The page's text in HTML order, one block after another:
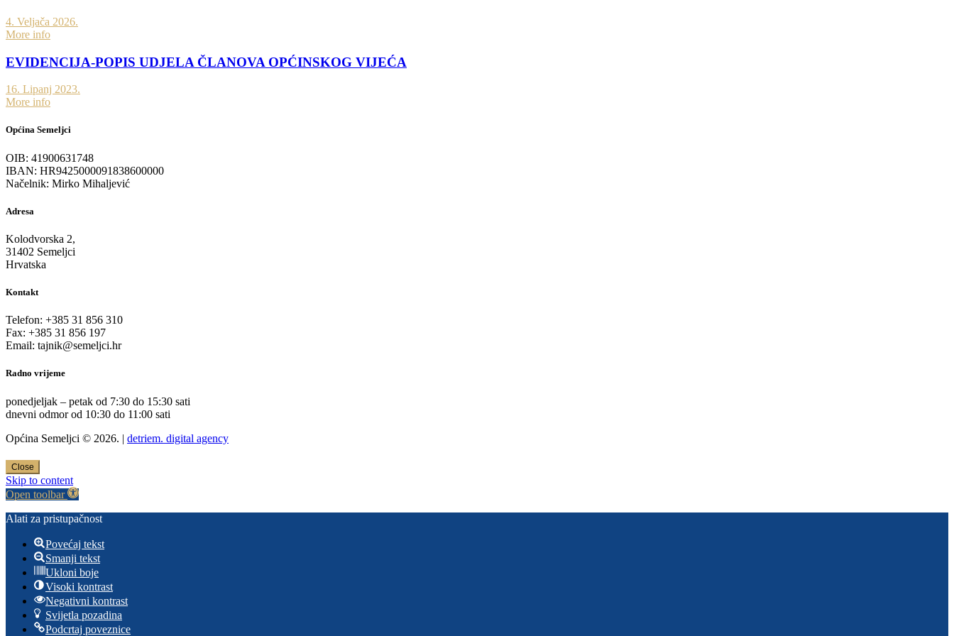
4. Veljača 2026.
More info
EVIDENCIJA-POPIS UDJELA ČLANOVA OPĆINSKOG VIJEĆA
16. Lipanj 2023.
More info
Općina Semeljci
OIB: 41900631748
IBAN: HR9425000091838600000
Načelnik: Mirko Mihaljević
Adresa
Kolodvorska 2,
31402 Semeljci
Hrvatska
Kontakt
Telefon: +385 31 856 310
Fax: +385 31 856 197
Email: tajnik@semeljci.hr
Radno vrijeme
ponedjeljak – petak od 7:30 do 15:30 sati
dnevni odmor od 10:30 do 11:00 sati
Općina Semeljci © 2026. | detriem. digital agency
Close
Skip to content
Open toolbar
Alati za pristupačnost
Povećaj tekst
Smanji tekst
Ukloni boje
Visoki kontrast
Negativni kontrast
Svijetla pozadina
Podcrtaj poveznice